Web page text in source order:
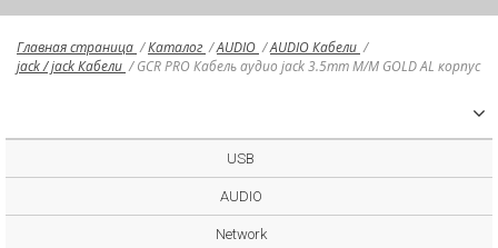
Главная страница /Каталог /AUDIO /AUDIO Кабели /
jack / jack Кабели / GCR PRO Кабель аудио jack 3.5mm M/M GOLD AL корпус
USB
AUDIO
Network